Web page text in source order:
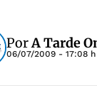
PorA Tarde
06/07/2009 - 17:08 h